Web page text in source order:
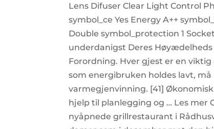
Lens Difuser Clear Light Control
symbol_ce Yes Energy A++
Double symbol_protection 1
underdanigst Deres
Forordning. Hver gjest er en
som energibruken holdes lavt,
varmegjenvinning. [41] Økonomisk
hjelp til planlegging og … Les mer
nyåpnede grillrestaurant i